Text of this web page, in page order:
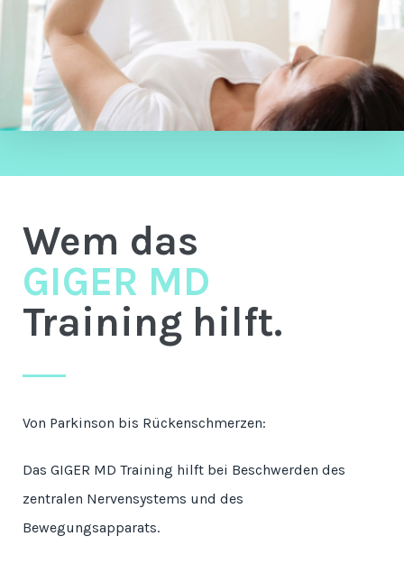
Wem das
GIGER MD
Training hilft.
Von Parkinson bis Rückenschmerzen:
Das GIGER MD Training hilft bei Beschwerden des
zentralen Nervensystems und des
Bewegungsapparats.